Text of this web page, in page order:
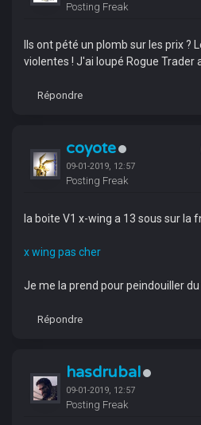
Posting Freak
Ils ont pété un plomb sur les prix ?
violentes ! J'ai loupé Rogue Trader a
Répondre
coyote
09-01-2019, 12:57
Posting Freak
la boite V1 x-wing a 13 sous sur la
x wing pas cher
Je me la prend pour peindouiller du
Répondre
hasdrubal
09-01-2019, 12:57
Posting Freak